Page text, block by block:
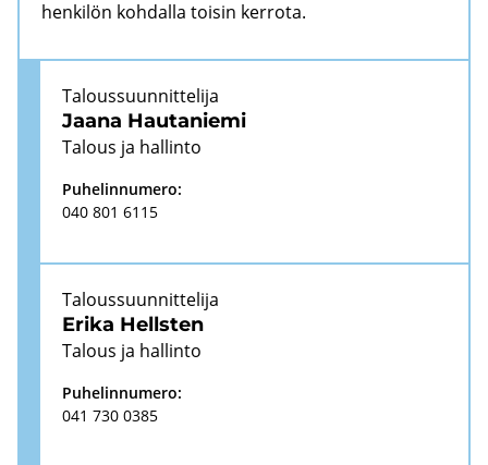
henkilön kohdalla toisin kerrota.
Jaana Hau­ta­nie­mi
Ta­lous­suun­nit­te­li­ja
Ta­lous ja hal­lin­to
Pu­he­lin­nu­me­ro:
040 801 6115
Erika Hells­ten
Ta­lous­suun­nit­te­li­ja
Ta­lous ja hal­lin­to
Pu­he­lin­nu­me­ro:
041 730 0385